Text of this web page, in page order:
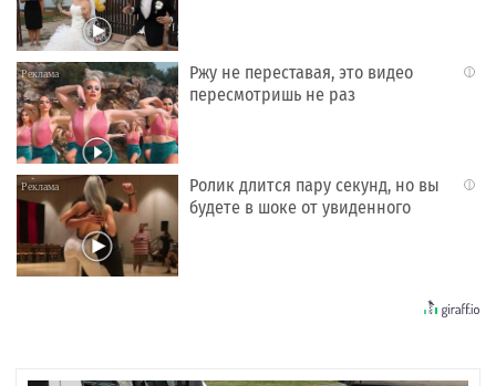
i
Ржу не переставая, это видео
пересмотришь не раз
i
Ролик длится пару секунд, но вы
будете в шоке от увиденного